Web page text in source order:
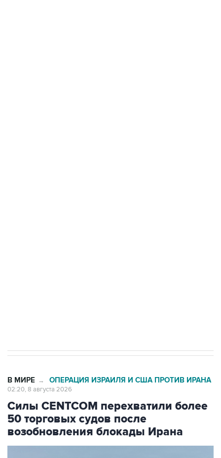
В МИРЕ → ОПЕРАЦИЯ ИЗРАИЛЯ И США ПРОТИВ ИРАНА
02:20, 8 августа 2026
Силы CENTCOM перехватили более
50 торговых судов после
возобновления блокады Ирана